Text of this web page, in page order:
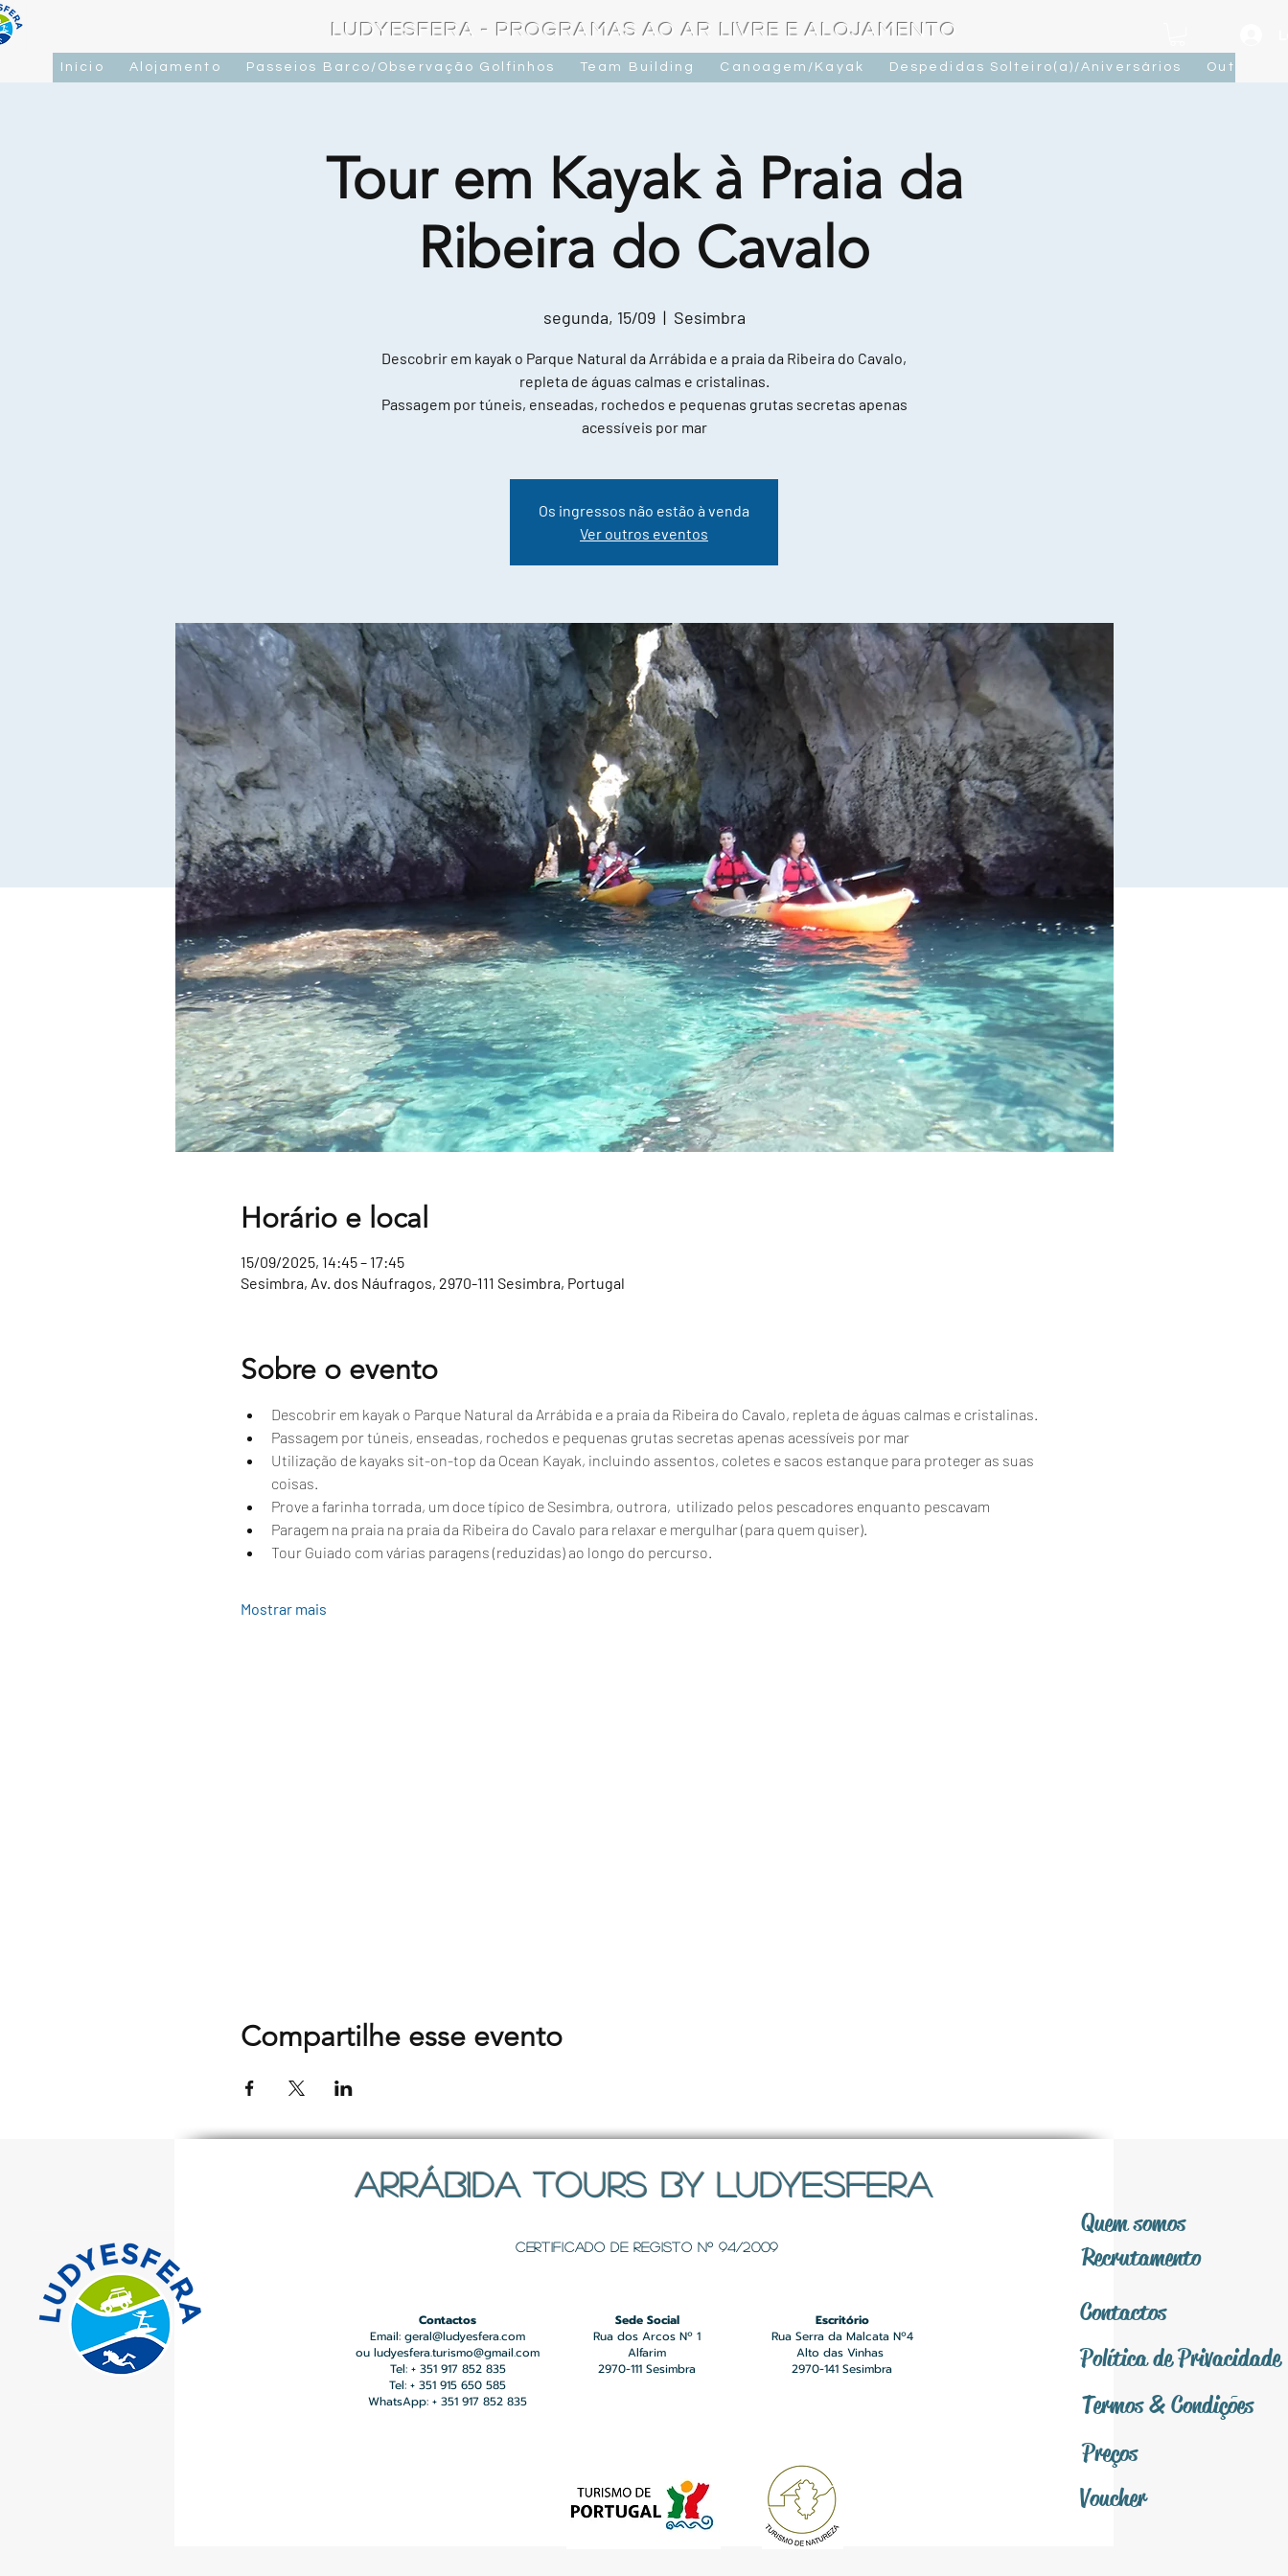
LUDYESFERA - PROGRAMAS AO AR LIVRE E ALOJAMENTO
Início Alojamento Passeios Barco/Observação Golfinhos Team Building Canoagem/Kayak Despedidas Solteiro(a)/Aniversários Outras
Tour em Kayak à Praia da
Ribeira do Cavalo
segunda, 15/09
  |
Sesimbra
Descobrir em kayak o Parque Natural da Arrábida e a praia da Ribeira do Cavalo,
repleta de águas calmas e cristalinas.
Passagem por túneis, enseadas, rochedos e pequenas grutas secretas apenas
acessíveis por mar
Os ingressos não estão à venda
Ver outros eventos
Horário e local
15/09/2025, 14:45 – 17:45
Sesimbra, Av. dos Náufragos, 2970-111 Sesimbra, Portugal
Sobre o evento
Descobrir em kayak o Parque Natural da Arrábida e a praia da Ribeira do Cavalo, repleta de águas calmas e cristalinas.
Passagem por túneis, enseadas, rochedos e pequenas grutas secretas apenas acessíveis por mar
Utilização de kayaks sit-on-top da Ocean Kayak, incluindo assentos, coletes e sacos estanque para proteger as suas
coisas.
Prove a farinha torrada, um doce típico de Sesimbra, outrora,  utilizado pelos pescadores enquanto pescavam
Paragem na praia na praia da Ribeira do Cavalo para relaxar e mergulhar (para quem quiser).
Tour Guiado com várias paragens (reduzidas) ao longo do percurso.
Mostrar mais
Compartilhe esse evento
ARRÁBIDA TOURS BY LUDYESFERA
Certificado de registo Nº 94/2009
Quem somos
Recrutamento
Contactos
Contactos
Email: geral@ludyesfera.com
ou ludyesfera.turismo@gmail.com
Tel: + 351 917 852 835
Tel: + 351 915 650 585
WhatsApp: + 351 917 852 835
Sede Social
Rua dos Arcos Nº 1
Alfarim
2970-111 Sesimbra
Escritório
Rua Serra da Malcata Nº4
Alto das Vinhas
2970-141 Sesimbra
Políticade Privacidade
Termos &Condições
Preços
Voucher